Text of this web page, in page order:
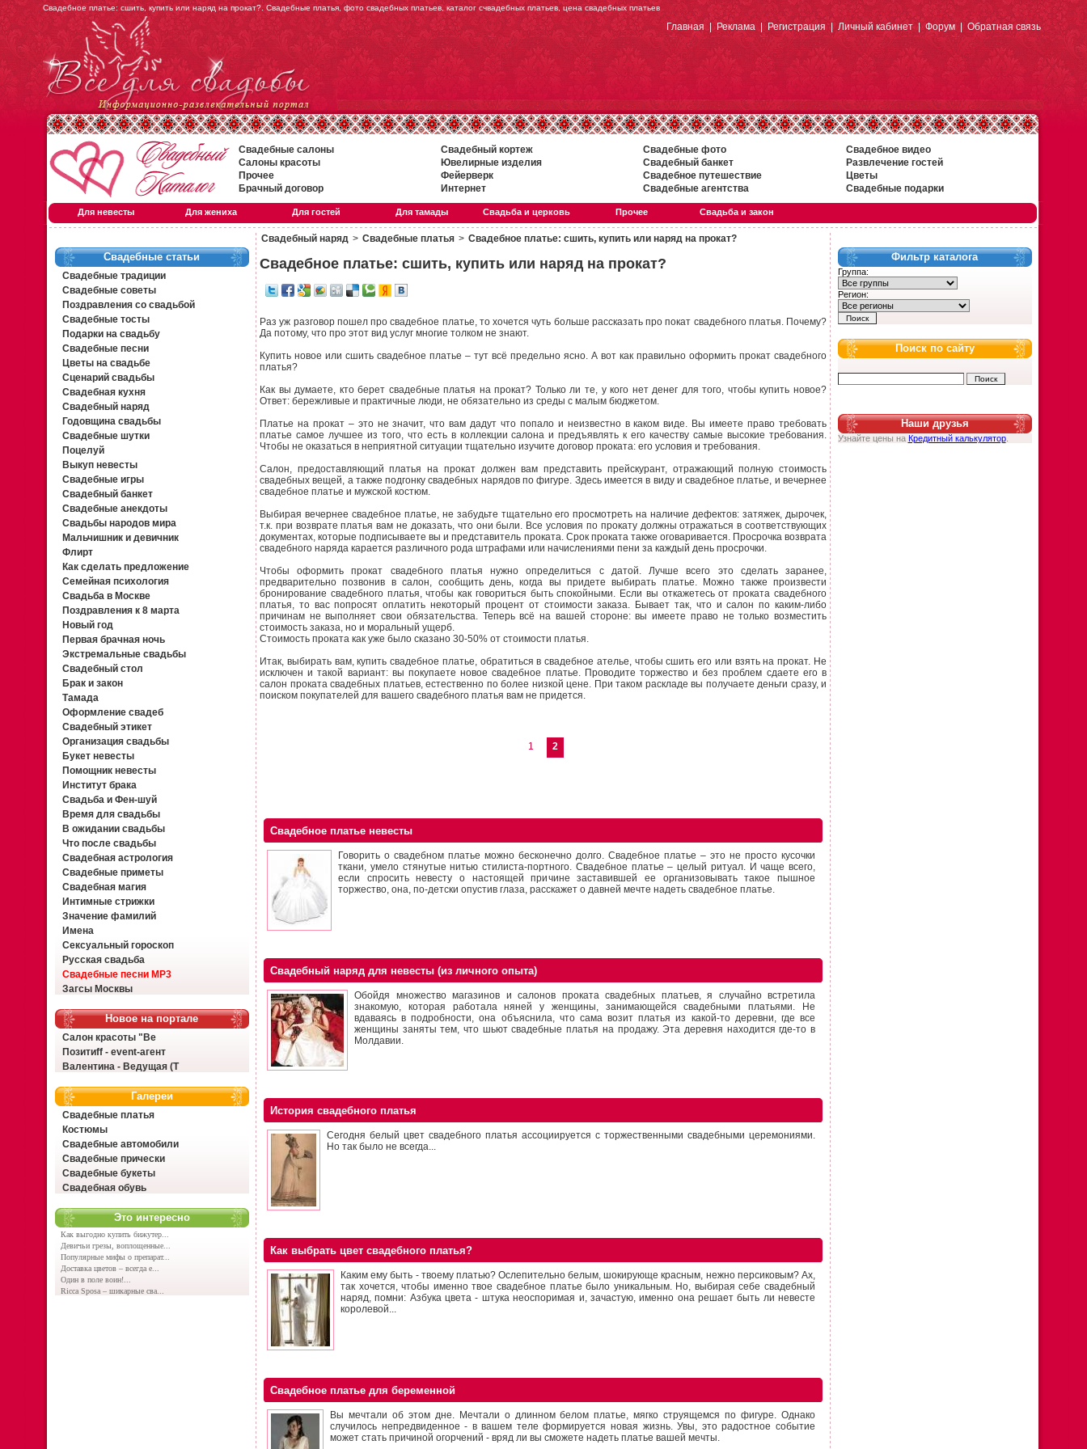
Свадебное платье: сшить, купить или наряд на прокат?. Свадебные платья, фото свадебных платьев, каталог счвадебных платьев, цена свадебных платьев
Главная|Реклама|Регистрация| Личный кабинет|Форум| Обратная связь
Свадебные салоны Свадебный кортеж Свадебные фото
Свадебное видео
Салоны красоты
Ювелирные изделия Свадебный банкет
Развлечение гостей
Прочее
Фейерверк Свадебное путешествие
Цветы
Брачный договор
Интернет Свадебные агентства Свадебные подарки
Для невесты Для жениха Для гостей Для тамады Свадьба и церковь Прочее Свадьба и закон
Свадебные статьи
Свадебные традиции
Свадебные советы
Поздравления со свадьбой
Свадебные тосты
Подарки на свадьбу
Свадебные песни
Цветы на свадьбе
Сценарий свадьбы
Свадебная кухня
Свадебный наряд
Годовщина свадьбы
Свадебные шутки
Поцелуй
Выкуп невесты
Свадебные игры
Свадебный банкет
Свадебные анекдоты
Свадьбы народов мира
Мальчишник и девичник
Флирт
Как сделать предложение
Семейная психология
Свадьба в Москве
Поздравления к 8 марта
Новый год
Первая брачная ночь
Экстремальные свадьбы
Свадебный стол
Брак и закон
Тамада
Оформление свадеб
Свадебный этикет
Организация свадьбы
Букет невесты
Помощник невесты
Институт брака
Свадьба и Фен-шуй
Время для свадьбы
В ожидании свадьбы
Что после свадьбы
Свадебная астрология
Свадебные приметы
Свадебная магия
Интимные стрижки
Значение фамилий
Имена
Сексуальный гороскоп
Русская свадьба
Свадебные песни MP3
Загсы Москвы
Новое на портале
Салон красоты "Ве
Позитиff - event-агент
Валентина - Ведущая (Т
Галереи
Свадебные платья
Костюмы
Свадебные автомобили
Свадебные прически
Свадебные букеты
Свадебная обувь
Это интересно
Как выгодно купить бижутер...
Девичьи грезы, воплощенные...
Популярные мифы о препарат...
Доставка цветов – всегда е...
Один в поле воин!...
Ricca Sposa – шикарные сва...
Свадебный наряд > Свадебные платья > Свадебное платье: сшить, купить или наряд на прокат?
Свадебное платье: сшить, купить или наряд на прокат?
Раз уж разговор пошел про свадебное платье, то хочется чуть больше рассказать про покат свадебного платья. Почему?
Да потому, что про этот вид услуг многие толком не знают.
Купить новое или сшить свадебное платье – тут всё предельно ясно. А вот как правильно оформить прокат свадебного
платья?
Как вы думаете, кто берет свадебные платья на прокат? Только ли те, у кого нет денег для того, чтобы купить новое?
Ответ: бережливые и практичные люди, не обязательно из среды с малым бюджетом.
Платье на прокат – это не значит, что вам дадут что попало и неизвестно в каком виде. Вы имеете право требовать
платье самое лучшее из того, что есть в коллекции салона и предъявлять к его качеству самые высокие требования.
Чтобы не оказаться в неприятной ситуации тщательно изучите договор проката: его условия и требования.
Салон, предоставляющий платья на прокат должен вам представить прейскурант, отражающий полную стоимость
свадебных вещей, а также подгонку свадебных нарядов по фигуре. Здесь имеется в виду и свадебное платье, и вечернее
свадебное платье и мужской костюм.
Выбирая вечернее свадебное платье, не забудьте тщательно его просмотреть на наличие дефектов: затяжек, дырочек,
т.к. при возврате платья вам не доказать, что они были. Все условия по прокату должны отражаться в соответствующих
документах, которые подписываете вы и представитель проката. Срок проката также оговаривается. Просрочка возврата
свадебного наряда карается различного рода штрафами или начислениями пени за каждый день просрочки.
Чтобы оформить прокат свадебного платья нужно определиться с датой. Лучше всего это сделать заранее,
предварительно позвонив в салон, сообщить день, когда вы придете выбирать платье. Можно также произвести
бронирование свадебного платья, чтобы как говориться быть спокойными. Если вы откажетесь от проката свадебного
платья, то вас попросят оплатить некоторый процент от стоимости заказа. Бывает так, что и салон по каким-либо
причинам не выполняет свои обязательства. Теперь всё на вашей стороне: вы имеете право не только возместить
стоимость заказа, но и моральный ущерб.
Стоимость проката как уже было сказано 30-50% от стоимости платья.
Итак, выбирать вам, купить свадебное платье, обратиться в свадебное ателье, чтобы сшить его или взять на прокат. Не
исключен и такой вариант: вы покупаете новое свадебное платье. Проводите торжество и без проблем сдаете его в
салон проката свадебных платьев, естественно по более низкой цене. При таком раскладе вы получаете деньги сразу, и
поиском покупателей для вашего свадебного платья вам не придется.
1 2
Свадебное платье невесты
Говорить о свадебном платье можно бесконечно долго. Свадебное платье – это не просто кусочки
ткани, умело стянутые нитью стилиста-портного. Свадебное платье – целый ритуал. И чаще всего,
если спросить невесту о настоящей причине заставившей ее организовывать такое пышное
торжество, она, по-детски опустив глаза, расскажет о давней мечте надеть свадебное платье.
Свадебный наряд для невесты (из личного опыта)
Обойдя множество магазинов и салонов проката свадебных платьев, я случайно встретила
знакомую, которая работала няней у женщины, занимающейся свадебными платьями. Не
вдаваясь в подробности, она объяснила, что сама возит платья из какой-то деревни, где все
женщины заняты тем, что шьют свадебные платья на продажу. Эта деревня находится где-то в
Молдавии.
История свадебного платья
Сегодня белый цвет свадебного платья ассоциируется с торжественными свадебными церемониями.
Но так было не всегда...
Как выбрать цвет свадебного платья?
Каким ему быть - твоему платью? Ослепительно белым, шокирующе красным, нежно персиковым? Ах,
так хочется, чтобы именно твое свадебное платье было уникальным. Но, выбирая себе свадебный
наряд, помни: Азбука цвета - штука неоспоримая и, зачастую, именно она решает быть ли невесте
королевой...
Свадебное платье для беременной
Вы мечтали об этом дне. Мечтали о длинном белом платье, мягко струящемся по фигуре. Однако
случилось непредвиденное - в вашем теле формируется новая жизнь. Увы, это радостное событие
может стать причиной огорчений - вряд ли вы сможете надеть платье вашей мечты.
Фильтр каталога
Группа:
Регион:
Поиск по сайту
Наши друзья
Узнайте цены на Кредитный калькулятор.